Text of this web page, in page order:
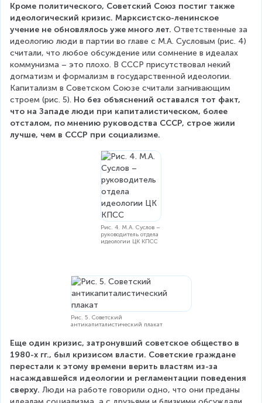
Кроме политического, Советский Союз постиг также
идеологический кризис. Марксистско-ленинское
учение не обновлялось уже много лет. Ответственные за
идеологию люди в партии во главе с М.А. Сусловым (рис. 4)
считали, что любое обсуждение или сомнение в идеалах
коммунизма – это плохо. В СССР присутствовал некий
догматизм и формализм в государственной идеологии.
Капитализм в Советском Союзе считали загнивающим
строем (рис. 5). Но без объяснений оставался тот факт,
что на Западе люди при капиталистическом, более
отсталом, по мнению руководства СССР, строе жили
лучше, чем в СССР при социализме.
Рис. 4. М.А. Суслов –
руководитель отдела
идеологии ЦК КПСС
Рис. 5. Советский
антикапиталистический плакат
Еще один кризис, затронувший советское общество в
1980-х гг., был кризисом власти. Советские граждане
перестали к этому времени верить властям из-за
насаждавшейся идеологии и регламентации поведения
сверху. Люди на работе говорили одно, что они преданы